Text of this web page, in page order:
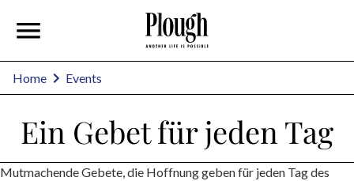
Home Events
Ein Gebet für jeden Tag
Mutmachende Gebete, die Hoffnung geben für jeden Tag des